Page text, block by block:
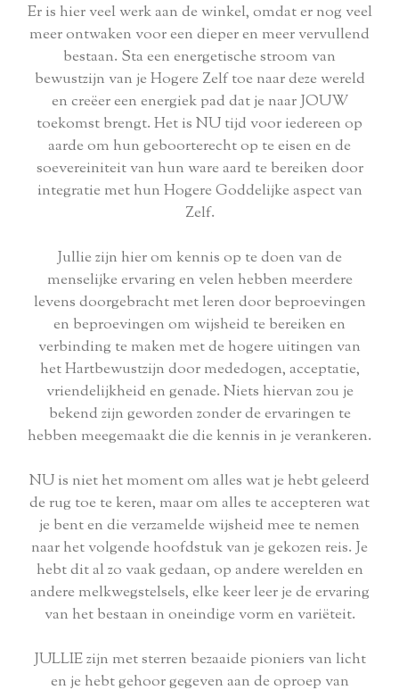
Er is hier veel werk aan de winkel, omdat er nog veel
meer ontwaken voor een dieper en meer vervullend
bestaan. Sta een energetische stroom van
bewustzijn van je Hogere Zelf toe naar deze wereld
en creëer een energiek pad dat je naar JOUW
toekomst brengt. Het is NU tijd voor iedereen op
aarde om hun geboorterecht op te eisen en de
soevereiniteit van hun ware aard te bereiken door
integratie met hun Hogere Goddelijke aspect van
Zelf.
Jullie zijn hier om kennis op te doen van de
menselijke ervaring en velen hebben meerdere
levens doorgebracht met leren door beproevingen
en beproevingen om wijsheid te bereiken en
verbinding te maken met de hogere uitingen van
het Hartbewustzijn door mededogen, acceptatie,
vriendelijkheid en genade. Niets hiervan zou je
bekend zijn geworden zonder de ervaringen te
hebben meegemaakt die die kennis in je verankeren.
NU is niet het moment om alles wat je hebt geleerd
de rug toe te keren, maar om alles te accepteren wat
je bent en die verzamelde wijsheid mee te nemen
naar het volgende hoofdstuk van je gekozen reis. Je
hebt dit al zo vaak gedaan, op andere werelden en
andere melkwegstelsels, elke keer leer je de ervaring
van het bestaan ​​in oneindige vorm en variëteit.
JULLIE zijn met sterren bezaaide pioniers van licht
en je hebt gehoor gegeven aan de oproep van